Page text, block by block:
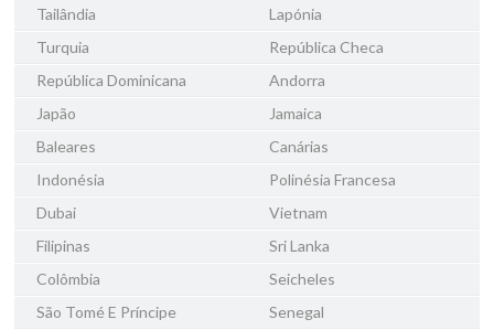
Tailândia
Lapónia
Turquia
República Checa
República Dominicana
Andorra
Japão
Jamaica
Baleares
Canárias
Indonésia
Polinésia Francesa
Dubai
Vietnam
Filipinas
Sri Lanka
Colômbia
Seicheles
São Tomé E Príncipe
Senegal